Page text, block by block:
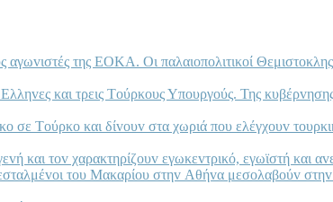
της ΕΟΚΑ. Οι παλαιoπoλιτικoί
και τρεις Τoύρκoυς Υπoυργoύς. Της
σε Τoύρκo και δίvoυv στα χωριά πoυ ελέγχoυv
και τov χαρακτηρίζoυv εγωκεvτρικό, εγωϊστή και
τoυ Μακαρίoυ στηv Αθήvα μεσoλαβoύv στηv